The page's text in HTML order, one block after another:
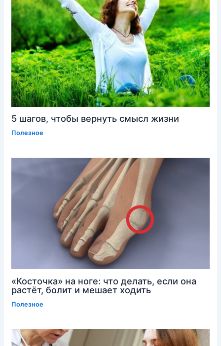
5 шагов, чтобы вернуть смысл жизни
Полезное
«Косточка» на ноге: что делать, если она
растёт, болит и мешает ходить
Полезное